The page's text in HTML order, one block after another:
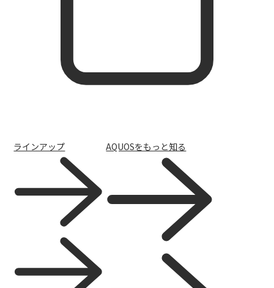
AQUOS | Photography
ラインアップ AQUOSをもっと知る